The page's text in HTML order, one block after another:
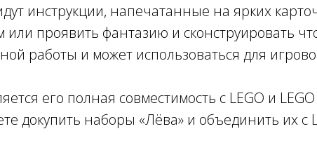
инструкции, напечатанные на ярких
проявить фантазию и сконструировать
работы и может использоваться для
его полная совместимость с LEGO и
докупить наборы «Лёва» и объединить их с